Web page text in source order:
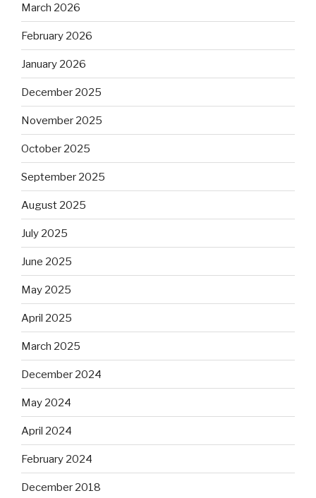
March 2026
February 2026
January 2026
December 2025
November 2025
October 2025
September 2025
August 2025
July 2025
June 2025
May 2025
April 2025
March 2025
December 2024
May 2024
April 2024
February 2024
December 2018